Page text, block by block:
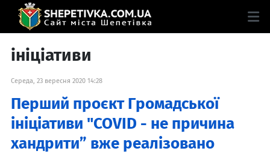
ініціативи
Середа, 23 вересня 2020 14:28
Перший проєкт Громадської
ініціативи "COVID - не причина
хандрити” вже реалізовано